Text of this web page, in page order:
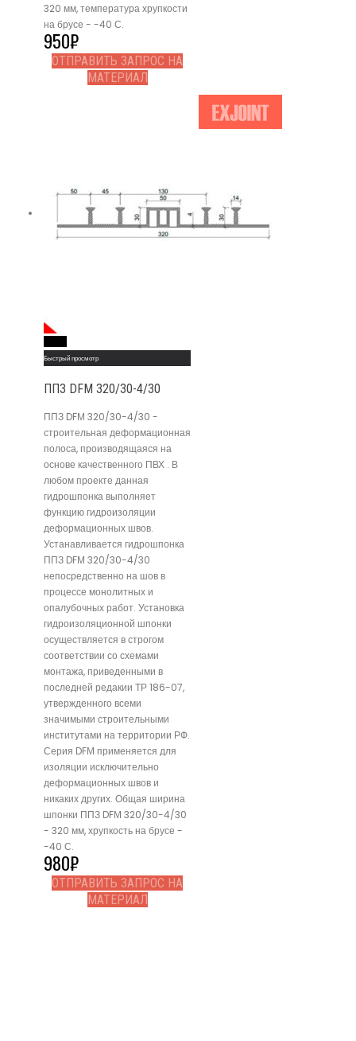
320 мм, температура хрупкости
на брусе - -40 С.
950₽
ОТПРАВИТЬ ЗАПРОС НА
МАТЕРИАЛ
Быстрый просмотр
ППЗ DFМ 320/30-4/30
ППЗ DFМ 320/30-4/30 -
строительная деформационная
полоса, производящаяся на
основе качественного ПВХ . В
любом проекте данная
гидрошпонка выполняет
функцию гидроизоляции
деформационных швов.
Устанавливается гидрошпонка
ППЗ DFМ 320/30-4/30
непосредственно на шов в
процессе монолитных и
опалубочных работ. Установка
гидроизоляционной шпонки
осуществляется в строгом
соответствии со схемами
монтажа, приведенными в
последней редакии ТР 186-07,
утвержденного всеми
значимыми строительными
институтами на территории РФ.
Серия DFМ применяется для
изоляции исключительно
деформационных швов и
никаких других. Общая ширина
шпонки ППЗ DFМ 320/30-4/30
- 320 мм, хрупкость на брусе -
-40 С.
980₽
ОТПРАВИТЬ ЗАПРОС НА
МАТЕРИАЛ